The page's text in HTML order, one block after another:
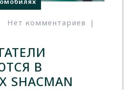
Нет комментариев
|
В